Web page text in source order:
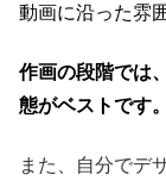
動画に沿った雰
作画の段階では
態がベストです。
また、自分でデ